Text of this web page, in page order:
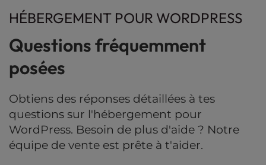
HÉBERGEMENT POUR WORDPRESS
Questions fréquemment
posées
Obtiens des réponses détaillées à tes
questions sur l'hébergement pour
WordPress. Besoin de plus d'aide ? Notre
équipe de vente est prête à t'aider.